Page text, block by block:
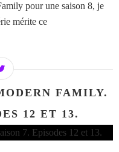
pour une saison 8, je
mérite ce
FAMILY.
12 ET 13.